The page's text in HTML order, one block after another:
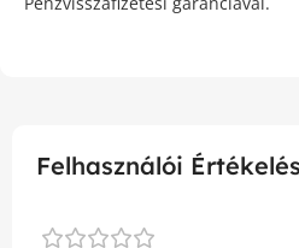
Felhasználói